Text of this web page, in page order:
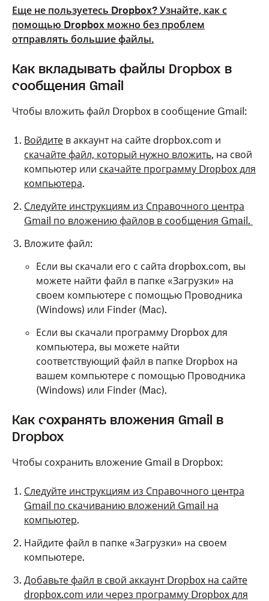
Еще не пользуетесь Dropbox? Узнайте, как с
помощью Dropbox можно без проблем
отправлять большие файлы.
Как вкладывать файлы Dropbox в
сообщения Gmail
Чтобы вложить файл Dropbox в сообщение Gmail:
Войдите в аккаунт на сайте dropbox.com и
скачайте файл, который нужно вложить, на свой
компьютер или скачайте программу Dropbox для
компьютера.
Следуйте инструкциям из Справочного центра
Gmail по вложению файлов в сообщения Gmail.
Вложите файл:
Если вы скачали его с сайта dropbox.com, вы
можете найти файл в папке «Загрузки» на
своем компьютере с помощью Проводника
(Windows) или Finder (Mac).
Если вы скачали программу Dropbox для
компьютера, вы можете найти
соответствующий файл в папке Dropbox на
вашем компьютере с помощью Проводника
(Windows) или Finder (Mac).
Как сохранять вложения Gmail в
Dropbox
Чтобы сохранить вложение Gmail в Dropbox:
Следуйте инструкциям из Справочного центра
Gmail по скачиванию вложений Gmail на
компьютер.
Найдите файл в папке «Загрузки» на своем
компьютере.
Добавьте файл в свой аккаунт Dropbox на сайте
dropbox.com или через программу Dropbox для